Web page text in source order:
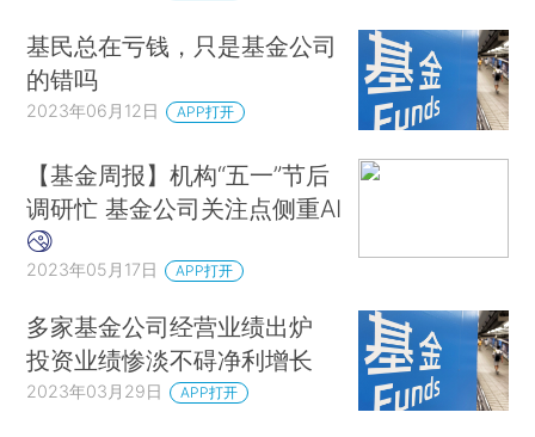
基民总在亏钱，只是基金公司
的错吗
2023年06月12日 APP打开
【基金周报】机构“五一”节后
调研忙 基金公司关注点侧重AI
2023年05月17日 APP打开
多家基金公司经营业绩出炉
投资业绩惨淡不碍净利增长
2023年03月29日 APP打开